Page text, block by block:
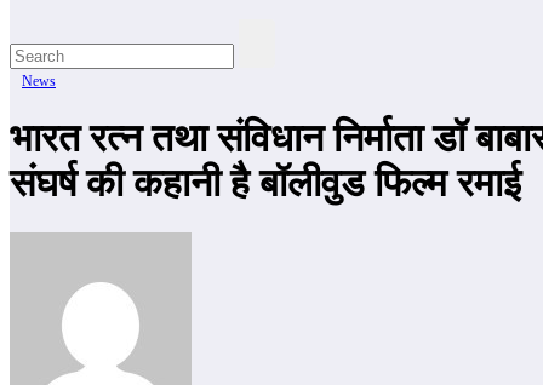
News
भारत रत्न तथा संविधान निर्माता डॉ
संघर्ष की कहानी है बॉलीवुड फिल्म रमाई